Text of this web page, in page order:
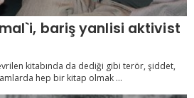
bariş yanlisi aktivist
kitabında da dediği gibi terör, şiddet,
hep bir kitap olmak ...